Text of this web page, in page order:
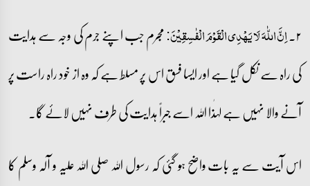
۲۔ اِنَّ اللّٰہَ لَا یَہۡدِی الۡقَوۡمَ الۡفٰسِقِیۡنَ:مجرم جب اپنے جرم کی وجہ سے ہدایت
کی راہ سے نکل گیا ہے اور ایسا فسق اس پر مسلط ہے کہ وہ از خود راہ راست پر
آنے والا نہیں ہے لہٰذا اللہ اسے جبراً ہدایت کی طرف نہیں لائے گا۔
اس آیت سے یہ بات واضح ہو گئی کہ رسول اللہ صلی اللہ علیہ و آلہ وسلم کا